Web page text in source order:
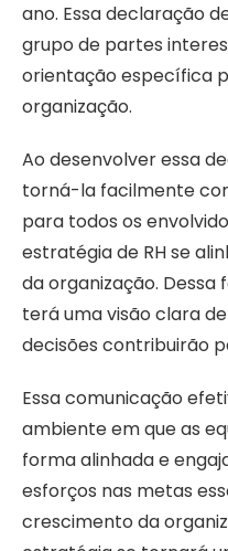
ano. Essa declaração
grupo de partes
orientação específica
organização.
Ao desenvolver essa
torná-la facilmente
para todos os
estratégia de RH se
da organização.
terá uma visão clara
decisões contribuirão
Essa comunicação
ambiente em que as
forma alinhada e
esforços nas metas
crescimento da